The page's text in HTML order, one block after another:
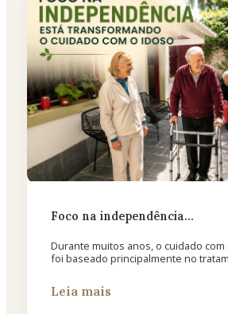
Foco na independência…
Durante muitos anos, o cuidado
foi baseado principalmente no
Leia mais